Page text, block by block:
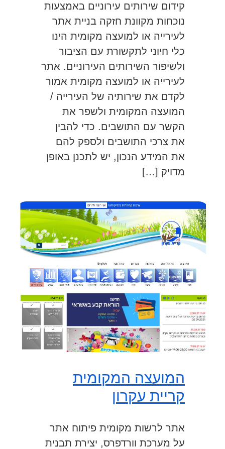
קידום שירותים עירוניים באמצעות
נוכחות מקוונת חזקה בניית אתר
לעירייה או למועצה מקומית הינו
כלי חיוני לתקשורת עם הציבור
ולשיפור השירותים העירוניים. אתר
לעירייה או למועצה מקומית אמור
לקדם את שירותיה של העירייה /
המועצה המקומית ולשפר את
הקשר עם התושבים. כדי להבין
את צרכי התושבים ולספק להם
את המידע הנכון, יש לתכנן באופן
מדויק […]
המועצה המקומית
קריית עקרון
אתר לרשות מקומית פיתוח אתר
על מערכת וורדפרס, יצירת תבנית